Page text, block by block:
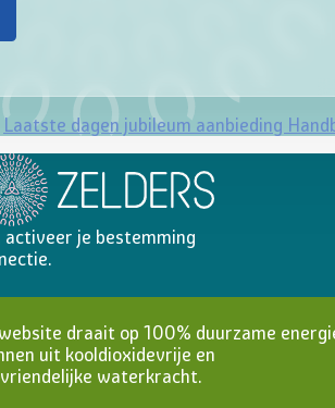
Laatste dagen jubileum aanbieding
je bestemming
draait op 100% duurzame
uit kooldioxidevrije en
waterkracht.